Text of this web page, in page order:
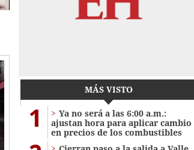
MÁS VISTO
1
Ya no será a las 6:00 a.m.:
ajustan hora para aplicar cambio
en precios de los combustibles